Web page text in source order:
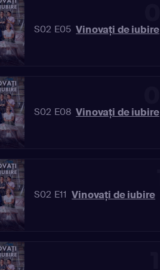
S02 E05 Vinovaţi de iubire
S02 E08 Vinovaţi de iubire
S02 E11 Vinovaţi de iubire